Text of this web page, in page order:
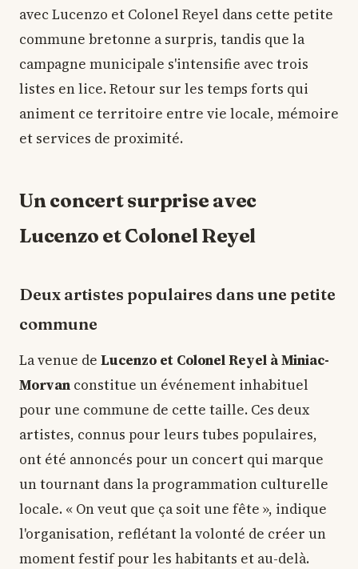
avec Lucenzo et Colonel Reyel dans cette petite
commune bretonne a surpris, tandis que la
campagne municipale s'intensifie avec trois
listes en lice. Retour sur les temps forts qui
animent ce territoire entre vie locale, mémoire
et services de proximité.
Un concert surprise avec
Lucenzo et Colonel Reyel
Deux artistes populaires dans une petite
commune
La venue de Lucenzo et Colonel Reyel à Miniac-
Morvan constitue un événement inhabituel
pour une commune de cette taille. Ces deux
artistes, connus pour leurs tubes populaires,
ont été annoncés pour un concert qui marque
un tournant dans la programmation culturelle
locale. « On veut que ça soit une fête », indique
l'organisation, reflétant la volonté de créer un
moment festif pour les habitants et au-delà.